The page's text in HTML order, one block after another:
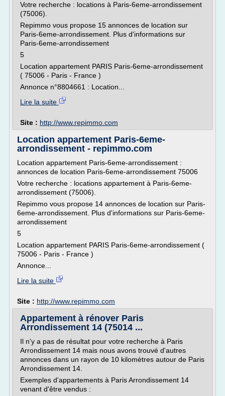
Votre recherche : locations à Paris-6eme-arrondissement
(75006).
Repimmo vous propose 15 annonces de location sur
Paris-6eme-arrondissement. Plus d'informations sur
Paris-6eme-arrondissement
5
Location appartement PARIS Paris-6eme-arrondissement
( 75006 - Paris - France )
Annonce n°8804661 : Location...
Lire la suite
Site : http://www.repimmo.com
Location appartement Paris-6eme-
arrondissement - repimmo.com
Location appartement Paris-6eme-arrondissement :
annonces de location Paris-6eme-arrondissement 75006
Votre recherche : locations appartement à Paris-6eme-
arrondissement (75006).
Repimmo vous propose 14 annonces de location sur Paris-
6eme-arrondissement. Plus d'informations sur Paris-6eme-
arrondissement
5
Location appartement PARIS Paris-6eme-arrondissement (
75006 - Paris - France )
Annonce...
Lire la suite
Site : http://www.repimmo.com
Appartement à rénover Paris
Arrondissement 14 (75014 ...
Il n'y a pas de résultat pour votre recherche à Paris
Arrondissement 14 mais nous avons trouvé d'autres
annonces dans un rayon de 10 kilomètres autour de Paris
Arrondissement 14.
Exemples d'appartements à Paris Arrondissement 14
venant d'être vendus :